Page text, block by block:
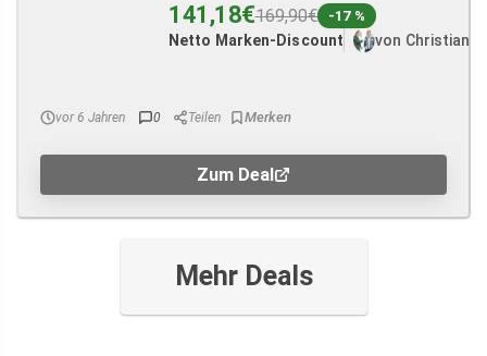
141,18€169,90€ -17 %
Netto Marken-Discount von Christian
vor 6 Jahren 0 Teilen
Zum Deal
Mehr Deals